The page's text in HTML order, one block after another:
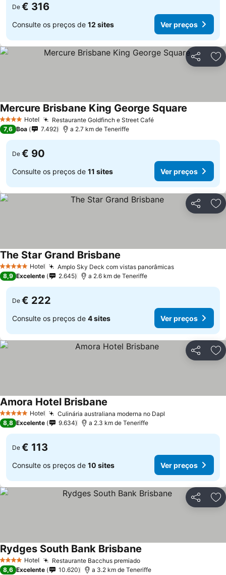
De € 316
Consulte os preços de 12 sites Ver preços
Partilhar
4 EstrelasHotel Restaurante Goldfinch e Street Café
Mercure Brisbane King George Square
7,6 Boa 7.492 a 2.7 km de Teneriffe
De € 90
Consulte os preços de 11 sites Ver preços
Partilhar
5 Estrelas Hotel Amplo Sky Deck com vistas panorâmicas
The Star Grand Brisbane
8,9 Excelente 2.645 a 2.6 km de Teneriffe
De € 222
Consulte os preços de 4 sites Ver preços
Partilhar
5 Estrelas Hotel Culinária australiana moderna no Dapl
Amora Hotel Brisbane
8,8 Excelente 9.634 a 2.3 km de Teneriffe
De € 113
Consulte os preços de 10 sites Ver preços
Partilhar
4 EstrelasHotel Restaurante Bacchus premiado
Rydges South Bank Brisbane
8,6 Excelente 10.620 a 3.2 km de Teneriffe